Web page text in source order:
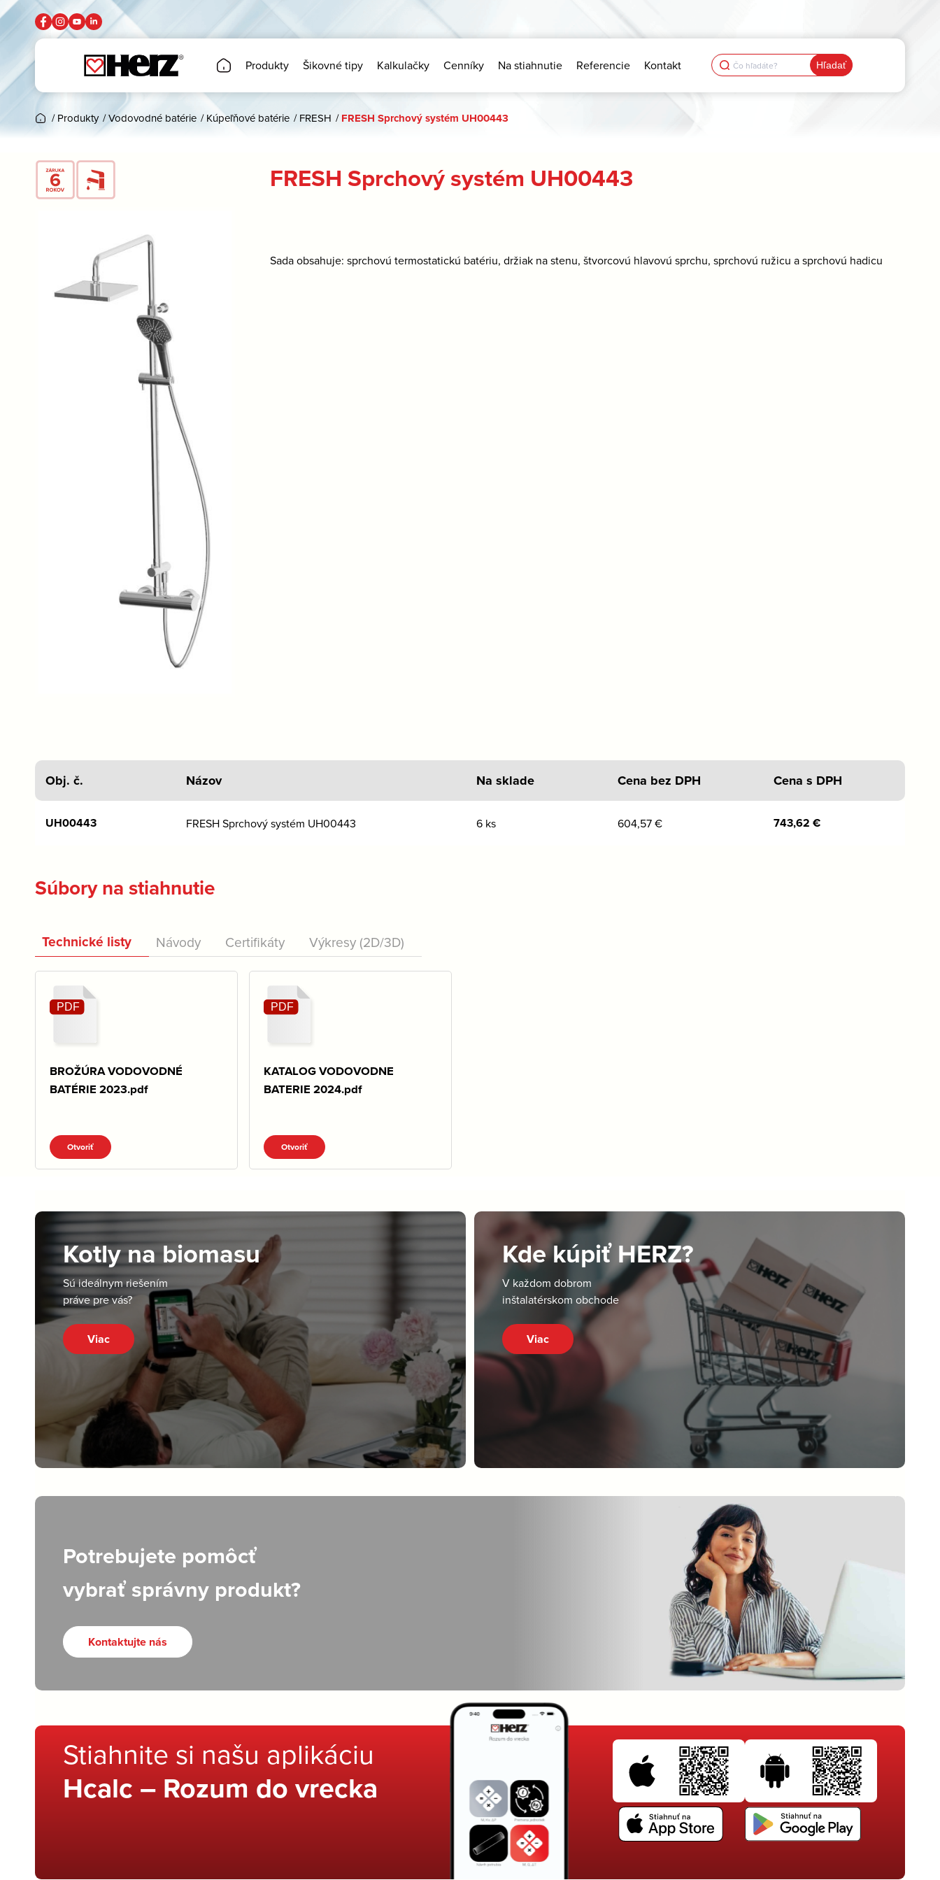
Produkty Šikovné tipy Kalkulačky Cenníky Na stiahnutie Referencie Kontakt Search
for:
/ Produkty /Vodovodné batérie / Kúpeľňové batérie / FRESH / FRESH Sprchový systém UH00443
FRESH Sprchový systém UH00443
Sada obsahuje: sprchovú termostatickú batériu, držiak na stenu, štvorcovú hlavovú sprchu, sprchovú ružicu a sprchovú hadicu
Obj. č. Názov Na sklade Cena bez DPH Cena s DPH
UH00443 FRESH Sprchový systém UH00443 6 ks 604,57€ 743,62 €
Súbory na stiahnutie
Technické listy Návody Certifikáty Výkresy (2D/3D)
BROŽÚRA VODOVODNÉ
BATÉRIE 2023.pdf
Otvoriť
KATALOG VODOVODNE
BATERIE 2024.pdf
Otvoriť
Kotly na biomasu
Sú ideálnym riešením
práve pre vás?
Viac
Kde kúpiť HERZ?
V každom dobrom
inštalatérskom obchode
Viac
Potrebujete pomôcť
vybrať správny produkt?
Kontaktujte nás
Stiahnite si našu aplikáciu
Hcalc – Rozum do vrecka